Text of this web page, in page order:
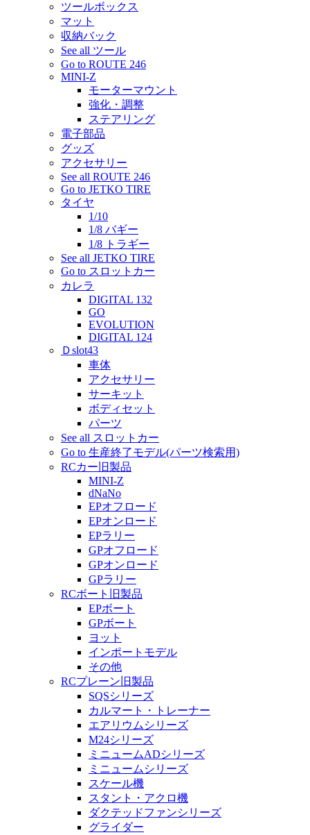
ツールボックス
マット
収納バック
See all ツール
Go to ROUTE 246
MINI-Z
モーターマウント
強化・調整
ステアリング
電子部品
グッズ
アクセサリー
See all ROUTE 246
Go to JETKO TIRE
タイヤ
1/10
1/8 バギー
1/8 トラギー
See all JETKO TIRE
Go to スロットカー
カレラ
DIGITAL 132
GO
EVOLUTION
DIGITAL 124
Ｄslot43
車体
アクセサリー
サーキット
ボディセット
パーツ
See all スロットカー
Go to 生産終了モデル(パーツ検索用)
RCカー旧製品
MINI-Z
dNaNo
EPオフロード
EPオンロード
EPラリー
GPオフロード
GPオンロード
GPラリー
RCボート旧製品
EPボート
GPボート
ヨット
インポートモデル
その他
RCプレーン旧製品
SQSシリーズ
カルマート・トレーナー
エアリウムシリーズ
M24シリーズ
ミニュームADシリーズ
ミニュームシリーズ
スケール機
スタント・アクロ機
ダクテッドファンシリーズ
グライダー